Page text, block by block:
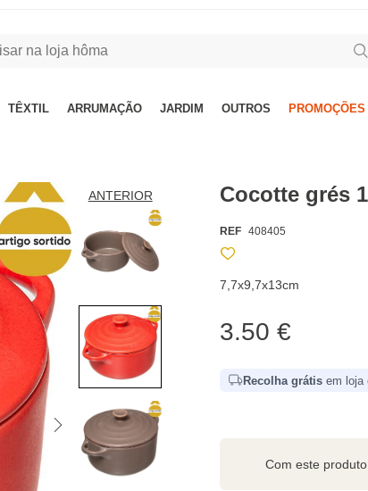
TÊXTIL ARRUMAÇÃO JARDIM OUTROS
ANTERIOR Cocotte grés
REF 408405
7,7x9,7x13cm
3.50 €
Recolha grátis em loja
Com este